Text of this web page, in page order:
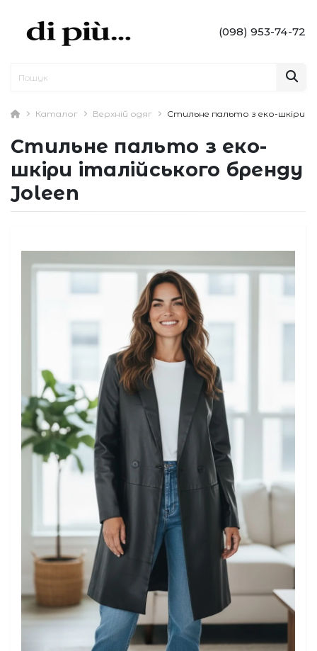
(098) 953-74-72
Каталог Верхній одяг Стильне пальто з еко-шкіри
Стильне пальто з еко-
шкіри італійського бренду
Joleen